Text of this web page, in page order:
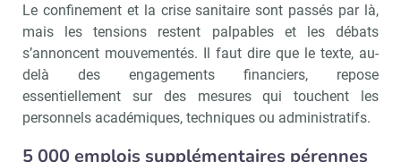
Le confinement et la crise sanitaire sont passés par là,
mais les tensions restent palpables et les débats
s’annoncent mouvementés. Il faut dire que le texte, au-
delà des engagements financiers, repose
essentiellement sur des mesures qui touchent les
personnels académiques, techniques ou administratifs.
5 000 emplois supplémentaires pérennes